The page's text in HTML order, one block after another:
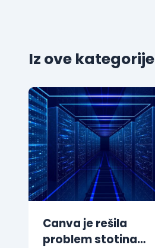
Iz ove kategorije
Canva je rešila
problem stotina